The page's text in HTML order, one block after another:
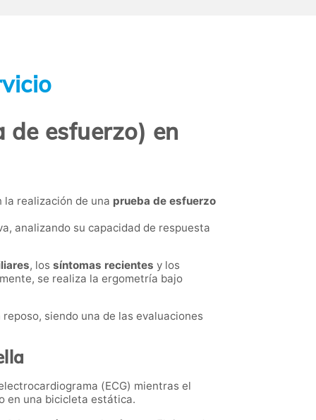
esfuerzo) en
la realización de una prueba de esfuerzo
analizando su capacidad de respuesta
, los síntomas recientes y los
se realiza la ergometría bajo
siendo una de las evaluaciones
(ECG) mientras el
en una bicicleta estática.